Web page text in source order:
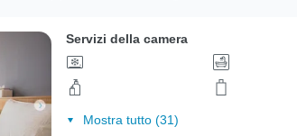
Servizi della camera
Mostra tutto (31)